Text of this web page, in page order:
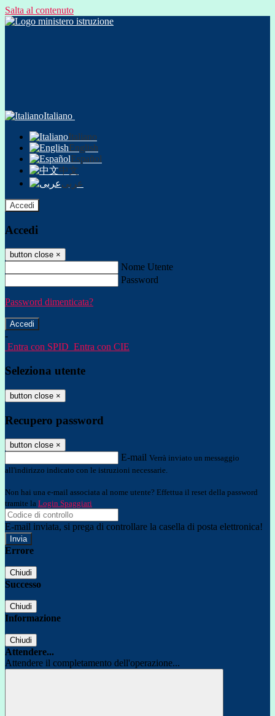
Salta al contenuto
Italiano
Italiano
English
Español
中文
عربى
Accedi
Accedi
button close ×
Nome Utente
Password
Password dimenticata?
-
Entra con SPID Entra con CIE
Seleziona utente
button close ×
Recupero password
button close ×
E-mail Verrà inviato un messaggio
all'indirizzo indicato con le istruzioni necessarie.
Non hai una e-mail associata al nome utente? Effettua il reset della password
tramite la Login Spaggiari
E-mail inviata, si prega di controllare la casella di posta elettronica!
Errore
Chiudi
Successo
Chiudi
Informazione
Chiudi
Attendere...
Attendere il completamento dell'operazione...